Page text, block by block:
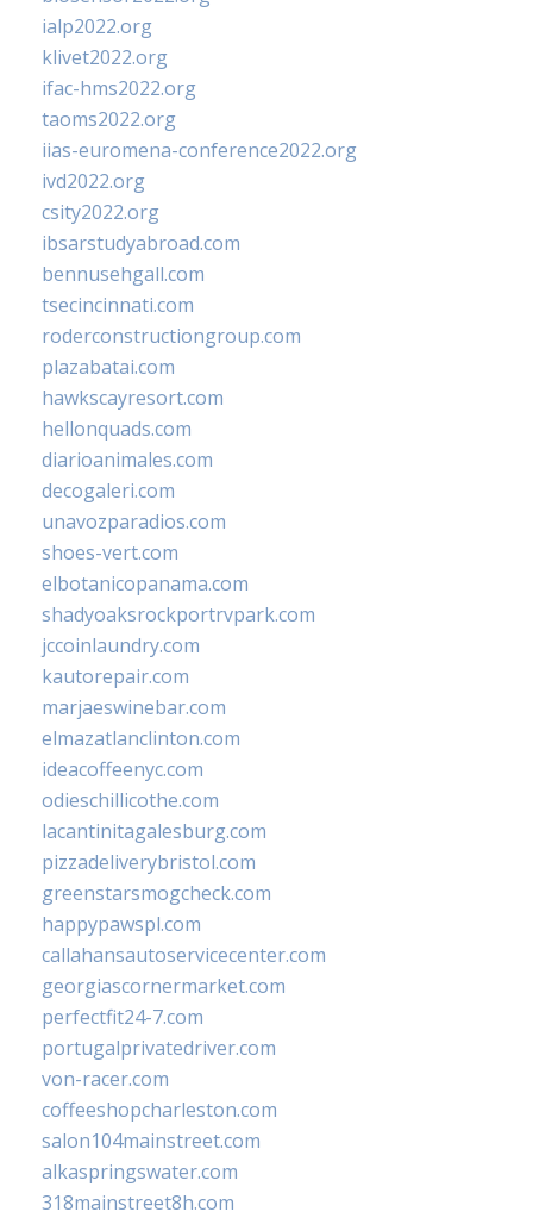
ialp2022.org
klivet2022.org
ifac-hms2022.org
taoms2022.org
iias-euromena-conference2022.org
ivd2022.org
csity2022.org
ibsarstudyabroad.com
bennusehgall.com
tsecincinnati.com
roderconstructiongroup.com
plazabatai.com
hawkscayresort.com
hellonquads.com
diarioanimales.com
decogaleri.com
unavozparadios.com
shoes-vert.com
elbotanicopanama.com
shadyoaksrockportrvpark.com
jccoinlaundry.com
kautorepair.com
marjaeswinebar.com
elmazatlanclinton.com
ideacoffeenyc.com
odieschillicothe.com
lacantinitagalesburg.com
pizzadeliverybristol.com
greenstarsmogcheck.com
happypawspl.com
callahansautoservicecenter.com
georgiascornermarket.com
perfectfit24-7.com
portugalprivatedriver.com
von-racer.com
coffeeshopcharleston.com
salon104mainstreet.com
alkaspringswater.com
318mainstreet8h.com